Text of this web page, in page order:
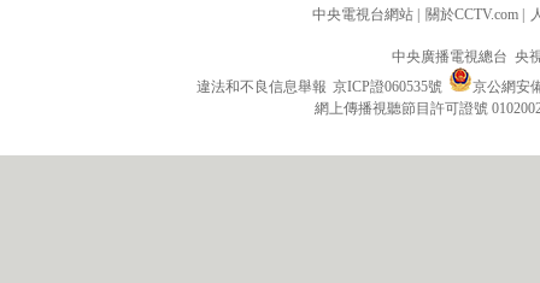
中央電視台網站 | 關於CCTV.com |
中央廣播電視總台 央
違法和不良信息舉報 京ICP證060535號
京公網安
網上傳播視聽節目許可證號